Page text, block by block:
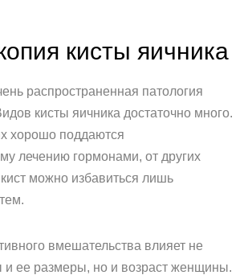
кисты яичника
распространенная патология
кисты яичника достаточно много.
хорошо поддаются
лечению гормонами, от других
можно избавиться лишь
вмешательства влияет не
и ее размеры, но и возраст женщины.